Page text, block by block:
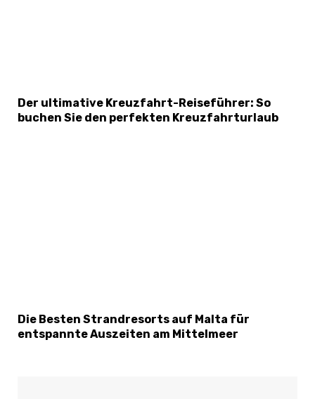
Der ultimative Kreuzfahrt-Reiseführer: So
buchen Sie den perfekten Kreuzfahrturlaub
Die Besten Strandresorts auf Malta für
entspannte Auszeiten am Mittelmeer